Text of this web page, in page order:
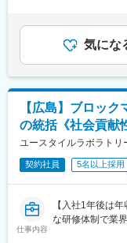
業界特徴もあり
おらず、アナロ
患者様にとって
う新たな技術を
変更の範囲：会
とクライアント
【CSO所属の
医薬品・医療機
営業活動を受託
正社員のMRとし
チャンスもござ
【魅力ポイント】
■勤務地固定・転
■ワークライフ
土日祝休み・完
給与補足＞※給
より決定■昇給
＋営業日当＋イ
も目安の金額で
月給(月額)は固
気にな
【広島】ブロッ
の統括《社会貢献
ユースタイルラボラトリ
契約社員 5名以上採用
仕事内容
【入社1年後は
な研修体制で業